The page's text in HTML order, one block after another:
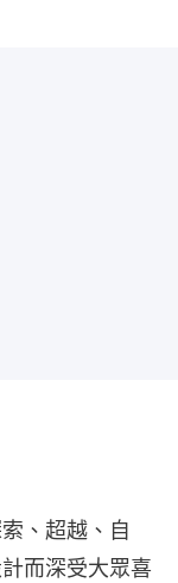
、超越、自
而深受大眾喜